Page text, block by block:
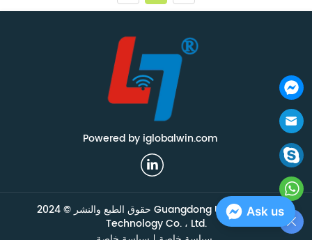
Powered by iglobalwin.com
حقوق الطبع والنشر © 2024 Guangdong Union Smart
Technology Co. ، Ltd.
Ask us